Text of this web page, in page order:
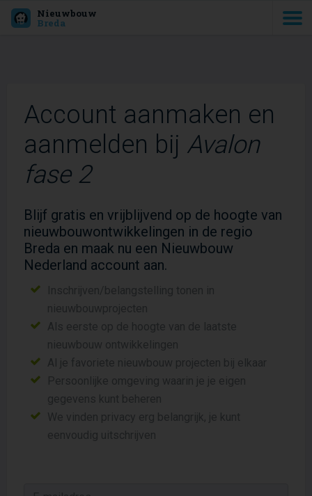
Nieuwbouw
Breda
Account aanmaken en
aanmelden bij Avalon
fase 2
Blijf gratis en vrijblijvend op de hoogte van
nieuwbouwontwikkelingen in de regio
Breda en maak nu een Nieuwbouw
Nederland account aan.
Inschrijven/belangstelling tonen in
nieuwbouwprojecten
Als eerste op de hoogte van de laatste
nieuwbouw ontwikkelingen
Al je favoriete nieuwbouw projecten bij elkaar
Persoonlijke omgeving waarin je je eigen
gegevens kunt beheren
We vinden privacy erg belangrijk, je kunt
eenvoudig uitschrijven